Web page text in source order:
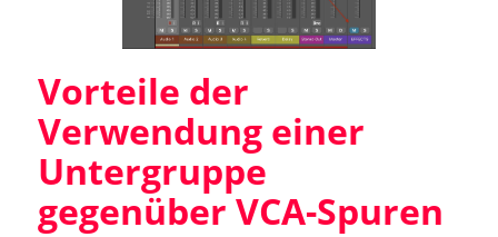
Vorteile der
Verwendung einer
Untergruppe
gegenüber VCA-Spuren